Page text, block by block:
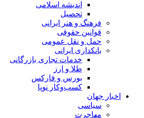
اندیشه اسلامی
تحصیل
فرهنگ و هنر ایرانی
قوانین حقوقی
حمل و نقل عمومی
بانکداری ایرانی
خدمات تجاری بازرگانی
طلا و ارز
بورس و فارکس
کسب‌وکار نوپا
اخبار جهان
سیاسی
مهاجرت